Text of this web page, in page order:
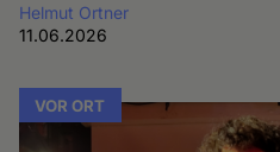
Helmut Ortner
11.06.2026
VOR ORT